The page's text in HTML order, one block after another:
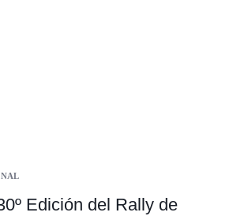
Edición del Rally de